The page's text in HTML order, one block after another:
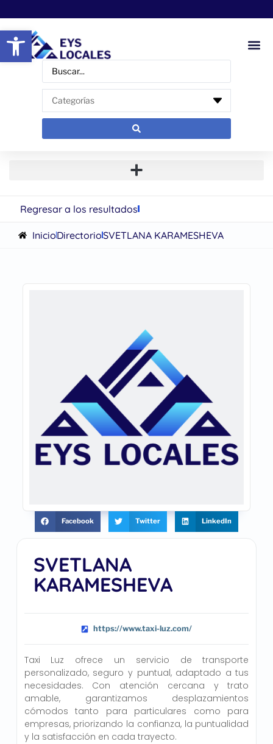
Abrir barra de herramientas
Regresar a los resultados
InicioDirectorioSVETLANA KARAMESHEVA
SVETLANA
KARAMESHEVA
https://www.taxi-luz.com/
Taxi Luz ofrece un servicio de transporte
personalizado, seguro y puntual, adaptado a tus
necesidades. Con atención cercana y trato
amable, garantizamos desplazamientos
cómodos tanto para particulares como para
empresas, priorizando la confianza, la puntualidad
y la satisfacción en cada trayecto.
Facebook Twitter LinkedIn